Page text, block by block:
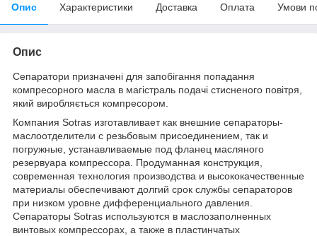
Опис Характеристики Доставка Оплата Умови
Опис
Сепаратори призначені для запобігання попадання
компресорного масла в магістраль подачі стисненого повітря,
який виробляється компресором.
Компания Sotras изготавливает как внешние сепараторы-
маслоотделители с резьбовым присоединением, так и
погружные, устанавливаемые под фланец масляного
резервуара компрессора. Продуманная конструкция,
современная технология производства и высококачественные
материалы обеспечивают долгий срок службы сепараторов
при низком уровне дифференциального давления.
Сепараторы Sotras используются в маслозаполненных
винтовых компрессорах, а также в пластинчатых